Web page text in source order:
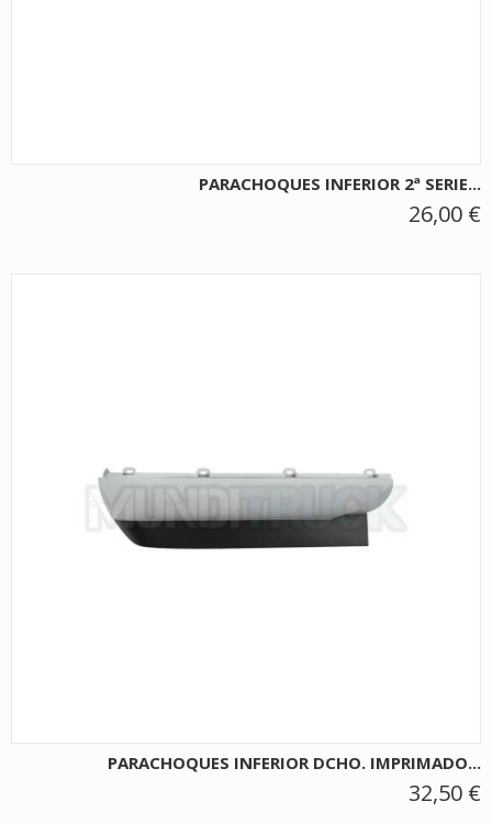
PARACHOQUES INFERIOR 2ª SERIE...
26,00 €
PARACHOQUES INFERIOR DCHO. IMPRIMADO...
32,50 €